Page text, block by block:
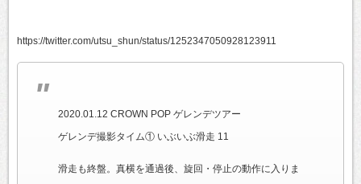
https://twitter.com/utsu_shun/status/1252347050928123911
2020.01.12 CROWN POP ゲレンデツアー
ゲレンデ撮影タイム① いぶいぶ滑走 11
滑走も終盤。真横を通過後、旋回・停止の動作に入りま